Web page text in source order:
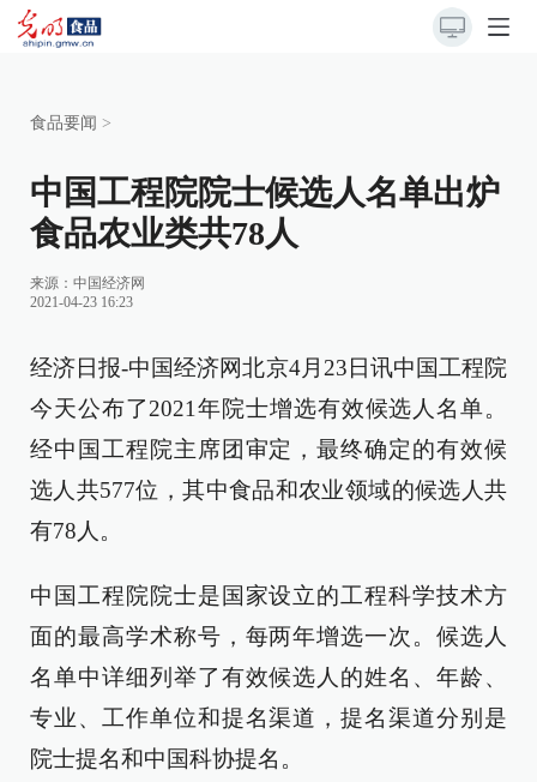
食品要闻 >
中国工程院院士候选人名单出炉
食品农业类共78人
来源： 中国经济网
2021-04-23 16:23
经济日报-中国经济网北京4月23日讯中国工程院
今天公布了2021年院士增选有效候选人名单。
经中国工程院主席团审定，最终确定的有效候
选人共577位，其中食品和农业领域的候选人共
有78人。
中国工程院院士是国家设立的工程科学技术方
面的最高学术称号，每两年增选一次。候选人
名单中详细列举了有效候选人的姓名、年龄、
专业、工作单位和提名渠道，提名渠道分别是
院士提名和中国科协提名。